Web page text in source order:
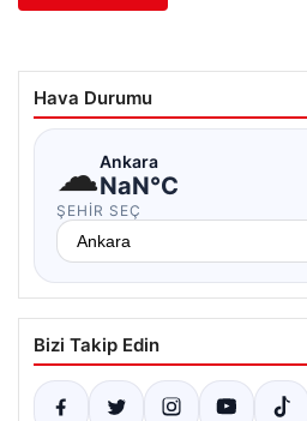
Hava Durumu
☁Ankara
NaN°C
ŞEHIR SEÇ
Bizi Takip Edin